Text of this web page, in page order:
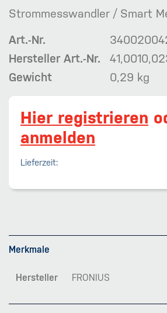
Strommesswandler / Smart
Art.-Nr.
Hersteller Art.-Nr.
Gewicht
0,29 kg
Hier registrieren
anmelden
Lieferzeit:
Merkmale
Hersteller FRONIUS